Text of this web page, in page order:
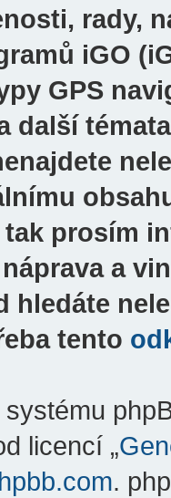
rady,
iGO
GPS
další
prosím
a
hledáte
tento
licencí „
.